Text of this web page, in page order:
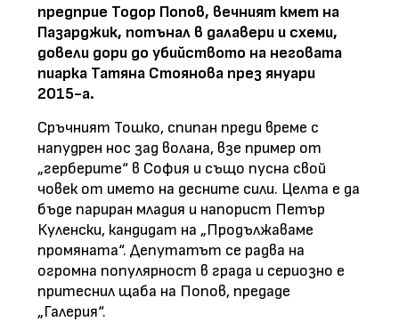
предприе Тодор Попов, вечният кмет на
Пазарджик, потънал в далавери и схеми,
довели дори до убийството на неговата
пиарка Татяна Стоянова през януари
2015-а.
Сръчният Тошко, спипан преди време с
напудрен нос зад волана, взе пример от
„герберите“ в София и също пусна свой
човек от името на десните сили. Целта е да
бъде париран младия и напорист Петър
Куленски, кандидат на „Продължаваме
промяната“. Депутатът се радва на
огромна популярност в града и сериозно е
притеснил щаба на Попов, предаде
„Галерия“.